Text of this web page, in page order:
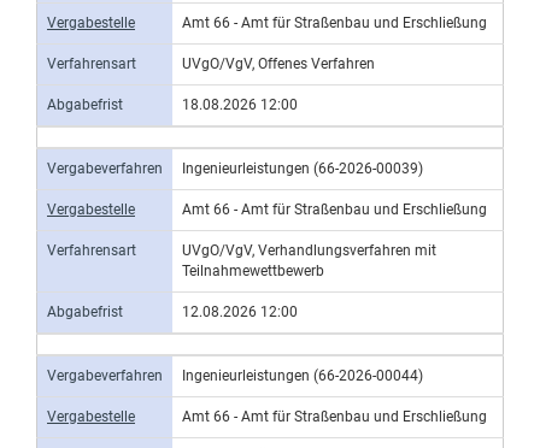
Vergabestelle Amt 66 - Amt für Straßenbau und Erschließung
Verfahrensart UVgO/VgV, Offenes Verfahren
Abgabefrist 18.08.2026 12:00
Vergabeverfahren Ingenieurleistungen (66-2026-00039)
Vergabestelle Amt 66 - Amt für Straßenbau und Erschließung
Verfahrensart
UVgO/VgV, Verhandlungsverfahren mit
Teilnahmewettbewerb
Abgabefrist 12.08.2026 12:00
Vergabeverfahren Ingenieurleistungen (66-2026-00044)
Vergabestelle Amt 66 - Amt für Straßenbau und Erschließung